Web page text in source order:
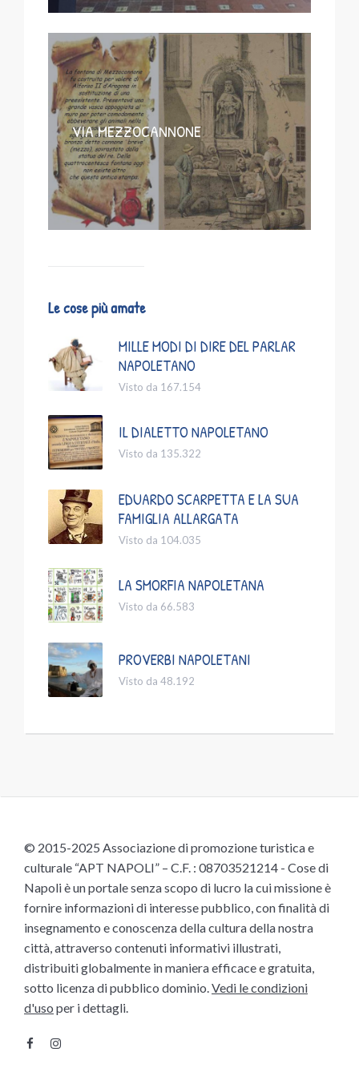
VIA MEZZOCANNONE
Le cose più amate
MILLE MODI DI DIRE DEL PARLAR
NAPOLETANO
Visto da 167.154
IL DIALETTO NAPOLETANO
Visto da 135.322
EDUARDO SCARPETTA E LA SUA
FAMIGLIA ALLARGATA
Visto da 104.035
LA SMORFIA NAPOLETANA
Visto da 66.583
PROVERBI NAPOLETANI
Visto da 48.192
© 2015-2025 Associazione di promozione turistica e
culturale “APT NAPOLI” – C.F. : 08703521214 - Cose di
Napoli è un portale senza scopo di lucro la cui missione è
fornire informazioni di interesse pubblico, con finalità di
insegnamento e conoscenza della cultura della nostra
città, attraverso contenuti informativi illustrati,
distribuiti globalmente in maniera efficace e gratuita,
sotto licenza di pubblico dominio.Vedi le condizioni
d'uso per i dettagli.